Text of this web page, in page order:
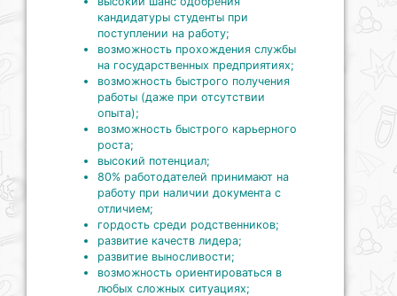
кандидатуры студенты при
поступлении на работу;
возможность прохождения службы
на государственных предприятиях;
возможность быстрого получения
работы (даже при отсутствии
опыта);
возможность быстрого карьерного
роста;
высокий потенциал;
80% работодателей принимают на
работу при наличии документа с
отличием;
гордость среди родственников;
развитие качеств лидера;
развитие выносливости;
возможность ориентироваться в
любых сложных ситуациях;